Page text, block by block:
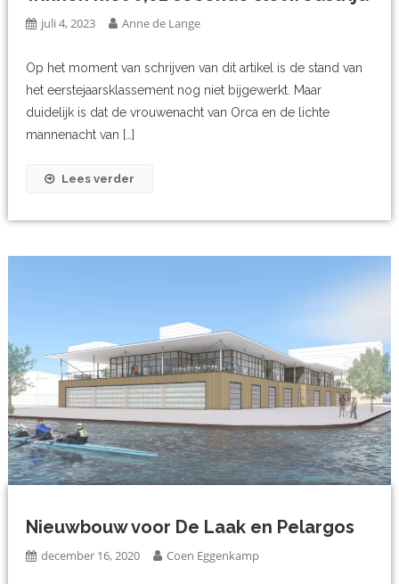
juli 4, 2023 Anne de Lange
Op het moment van schrijven van dit artikel is de stand van
het eerstejaarsklassement nog niet bijgewerkt. Maar
duidelijk is dat de vrouwenacht van Orca en de lichte
mannenacht van […]
Lees verder
Nieuwbouw voor De Laak en Pelargos
december 16, 2020 Coen Eggenkamp